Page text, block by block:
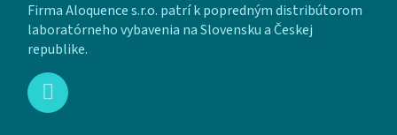
Firma Aloquence s.r.o. patrí k popredným distribútorom
laboratórneho vybavenia na Slovensku a Českej
republike.